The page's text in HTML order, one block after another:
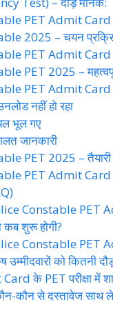
PET Admit Card
2025 – चयन
PET Admit Card
PET 2025 –
PET Admit Card
नहीं हो रहा
भूल गए
जानकारी
PET 2025 – तैयारी
PET Admit Card
Constable PET
कब शुरू होगी?
Constable PET
उम्मीदवारों को कितनी
के PET परीक्षा में
कौन से दस्तावेज साथ